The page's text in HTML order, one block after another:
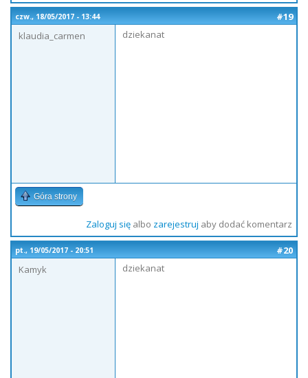
czw., 18/05/2017 - 13:44
#19
klaudia_carmen
dziekanat
Góra strony
Zaloguj sięalbo zarejestruj aby dodać komentarz
pt., 19/05/2017 - 20:51
#20
Kamyk
dziekanat